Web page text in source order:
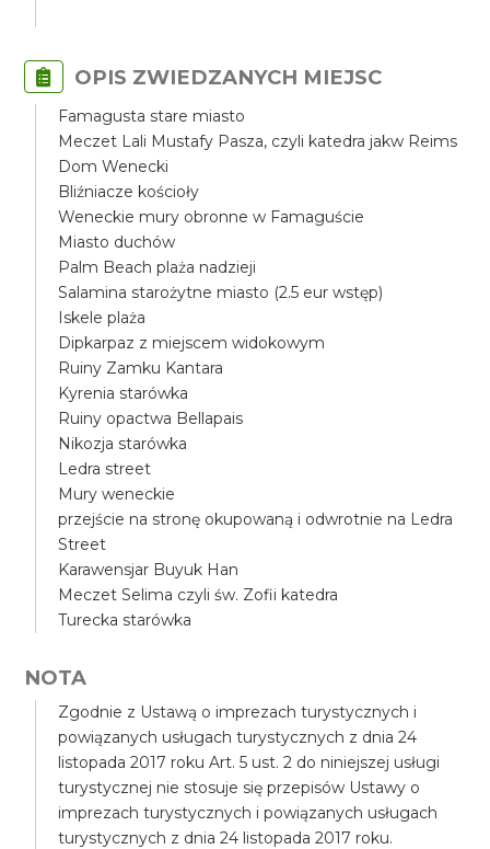
OPIS ZWIEDZANYCH MIEJSC
Famagusta stare miasto
Meczet Lali Mustafy Pasza, czyli katedra jakw Reims
Dom Wenecki
Bliźniacze kościoły
Weneckie mury obronne w Famaguście
Miasto duchów
Palm Beach plaża nadzieji
Salamina starożytne miasto (2.5 eur wstęp)
Iskele plaża
Dipkarpaz z miejscem widokowym
Ruiny Zamku Kantara
Kyrenia starówka
Ruiny opactwa Bellapais
Nikozja starówka
Ledra street
Mury weneckie
przejście na stronę okupowaną i odwrotnie na Ledra
Street
Karawensjar Buyuk Han
Meczet Selima czyli św. Zofii katedra
Turecka starówka
NOTA
Zgodnie z Ustawą o imprezach turystycznych i
powiązanych usługach turystycznych z dnia 24
listopada 2017 roku Art. 5 ust. 2 do niniejszej usługi
turystycznej nie stosuje się przepisów Ustawy o
imprezach turystycznych i powiązanych usługach
turystycznych z dnia 24 listopada 2017 roku.